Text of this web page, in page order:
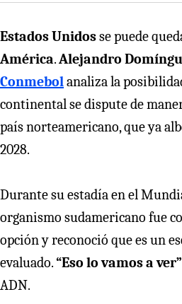
Estados Unidosse puede
América.Alejandro
Conmebolanaliza la
continental se dispute de
país norteamericano, que ya
2028.
Durante su estadía en el
organismo sudamericano fue
opción y reconoció que es un
evaluado.“Eso lo vamos a ver”
ADN.